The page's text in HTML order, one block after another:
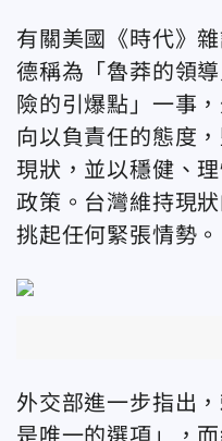
有關美國《時代》雜
德稱為「魯莽的領
險的引爆點」一事
向以負責任的態度
現狀，並以穩健、
政策。台灣維持現
挑起任何緊張情勢。
外交部進一步指出，
是唯一的選項」，